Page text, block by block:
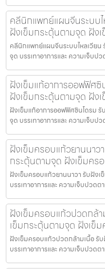
คลีนิกแพทย์แผนจีนระบบ
ฝังเข็มกระตุ้นตามจุด ฝัง
คลีนิกแพทย์แผนจีนระบบไหลเวียน
จุด บรรเทาอาการและ ความเจ็บ
ฝังเข็มแก้อาการออฟฟิศซิ
ฝังเข็มกระตุ้นตามจุด ฝัง
ฝังเข็มแก้อาการออฟฟิศซินโดรม
จุด บรรเทาอาการและ ความเจ็บป
ฝังเข็มครอบแก้วยานนาว
กระตุ้นตามจุด ฝังเข็มคร
ฝังเข็มครอบแก้วยานนาวา รับฝัง
บรรเทาอาการและ ความเจ็บปวด
ฝังเข็มครอบแก้วปวดกล้
เข็มกระตุ้นตามจุด ฝังเข็
ฝังเข็มครอบแก้วปวดกล้ามเนื้อ รั
บรรเทาอาการและ ความเจ็บปวด